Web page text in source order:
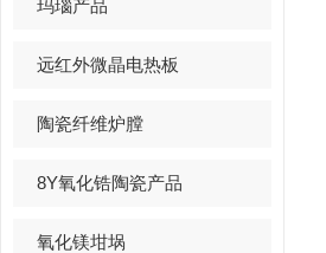
玛瑙产品
远红外微晶电热板
陶瓷纤维炉膛
8Y氧化锆陶瓷产品
氧化镁坩埚